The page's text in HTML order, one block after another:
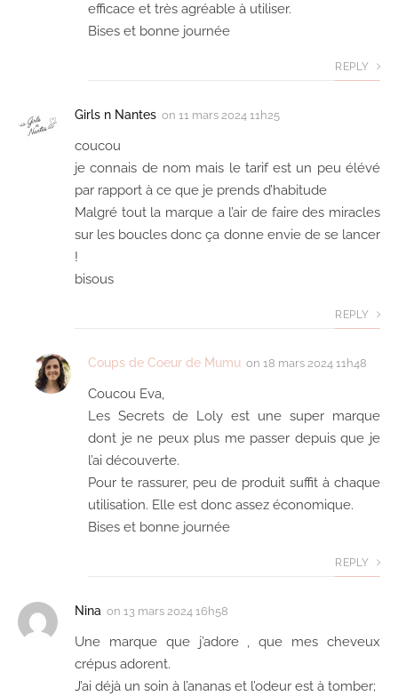
efficace et très agréable à utiliser.
Bises et bonne journée
REPLY
Girls n Nantes on 11 mars 2024 11h25
coucou
je connais de nom mais le tarif est un peu élévé
par rapport à ce que je prends d’habitude
Malgré tout la marque a l’air de faire des miracles
sur les boucles donc ça donne envie de se lancer
!
bisous
REPLY
Coups de Coeur de Mumu on 18 mars 2024 11h48
Coucou Eva,
Les Secrets de Loly est une super marque
dont je ne peux plus me passer depuis que je
l’ai découverte.
Pour te rassurer, peu de produit suffit à chaque
utilisation. Elle est donc assez économique.
Bises et bonne journée
REPLY
Nina on 13 mars 2024 16h58
Une marque que j’adore , que mes cheveux
crépus adorent.
J’ai déjà un soin à l’ananas et l’odeur est à tomber;